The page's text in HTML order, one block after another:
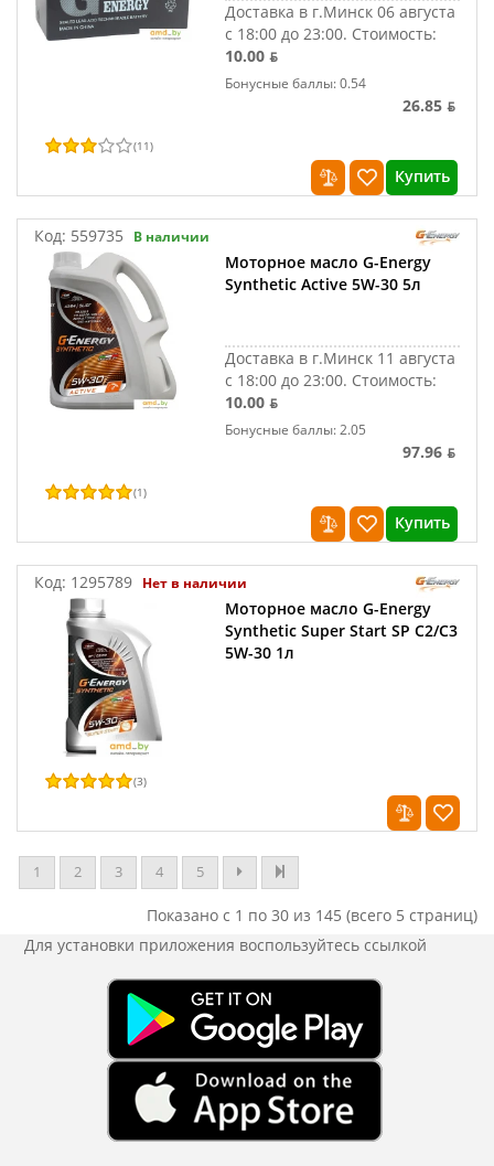
Доставка в г.Минск 06 августа
с 18:00 до 23:00. Стоимость:
10.00 ƃ
Бонусные баллы: 0.54
26.85 ƃ
(11)
Купить
Код: 559735 В наличии
Моторное масло G-Energy
Synthetic Active 5W-30 5л
Доставка в г.Минск 11 августа
с 18:00 до 23:00. Стоимость:
10.00 ƃ
Бонусные баллы: 2.05
97.96 ƃ
(1)
Купить
Код: 1295789 Нет в наличии
Моторное масло G-Energy
Synthetic Super Start SP C2/C3
5W-30 1л
(3)
1 2 3 4 5
Показано с 1 по 30 из 145 (всего 5 страниц)
Для установки приложения воспользуйтесь ссылкой